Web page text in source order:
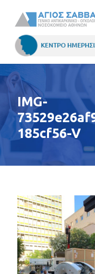
IMG-
185cf56-V